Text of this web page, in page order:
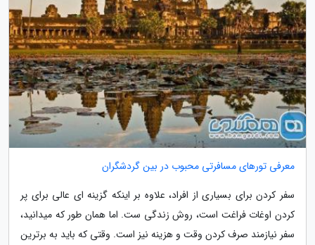
معرفی تورهای مسافرتی محبوب در بین گردشگران
سفر کردن برای بسیاری از افراد، علاوه بر اینکه گزینه ای عالی برای پر
کردن اوغات فراغت است، روش زندگی ست. اما همان طور که میدانید،
سفر نیازمند صرف کردن وقت و هزینه نیز است. وقتی که باید به برترین